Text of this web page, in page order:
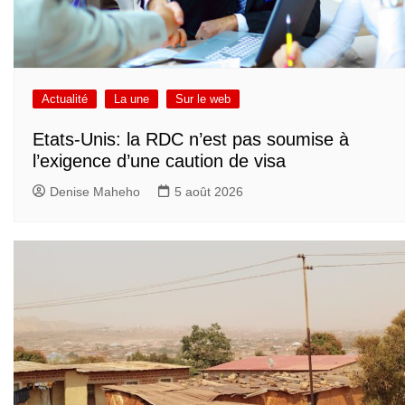
Actualité La une Sur le web
Etats-Unis: la RDC n’est pas soumise à
l’exigence d’une caution de visa
Denise Maheho 5 août 2026